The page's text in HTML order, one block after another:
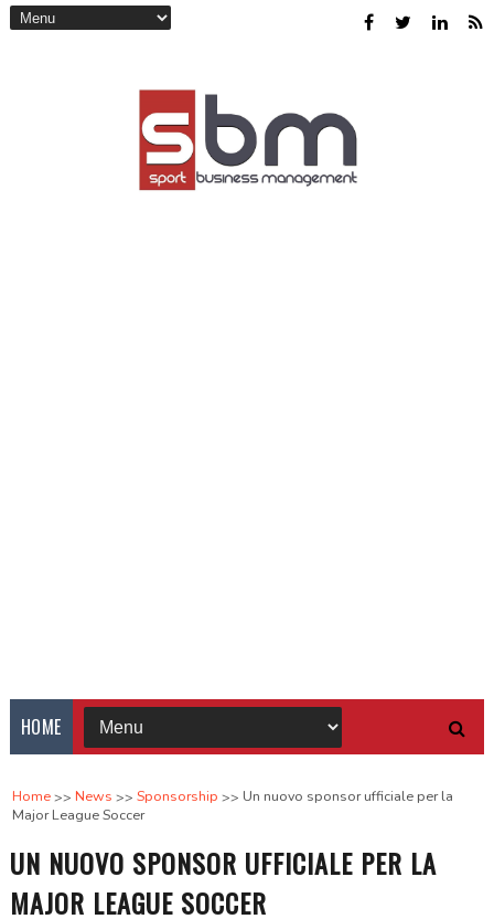
HOME
Home News Sponsorship
Un nuovo sponsor ufficiale per la
Major League Soccer
UN NUOVO SPONSOR UFFICIALE PER LA
MAJOR LEAGUE SOCCER